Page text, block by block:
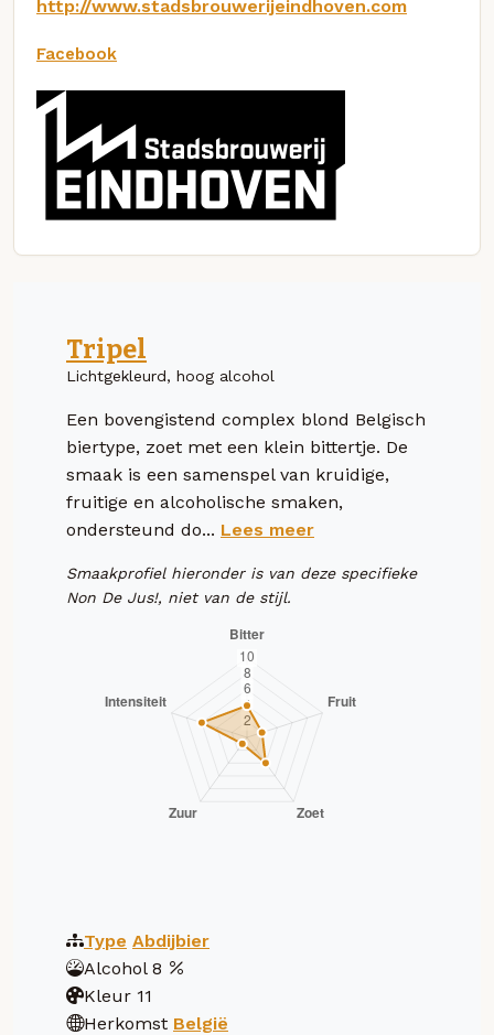
http://www.stadsbrouwerijeindhoven.com
Facebook
Tripel
Lichtgekleurd, hoog alcohol
Een bovengistend complex blond Belgisch
biertype, zoet met een klein bittertje. De
smaak is een samenspel van kruidige,
fruitige en alcoholische smaken,
ondersteund do... Lees meer
Smaakprofiel hieronder is van deze specifieke
Non De Jus!, niet van de stijl.
Type Abdijbier
Alcohol 8
Kleur 11
Herkomst België